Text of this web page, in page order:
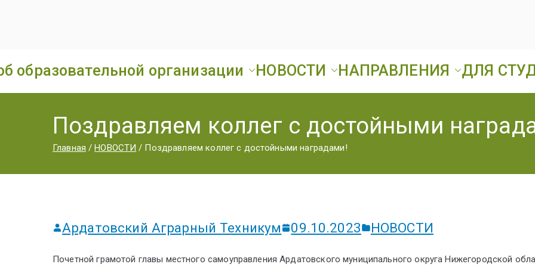
ГБПОУ
образовательной организации НОВОСТИ НАПРАВЛЕНИЯ ДЛЯ
Поздравляем коллег с достойными
Главная НОВОСТИ Поздравляем коллег с достойными наградами!
Ардатовский Аграрный Техникум 09.10.2023 НОВОСТИ
Почетной грамотой главы местного самоуправления Ардатовского муниципального округа Нижегородской